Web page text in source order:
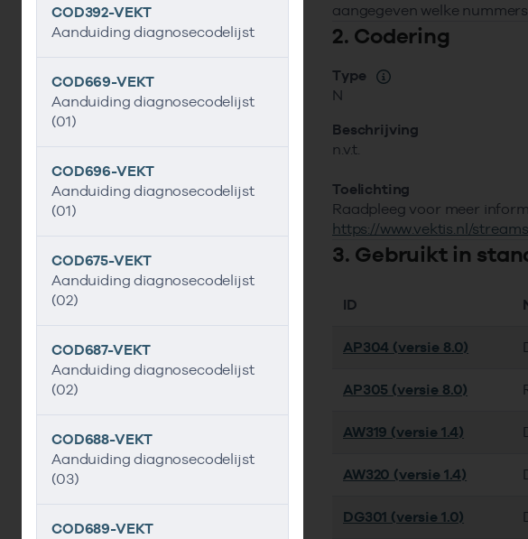
COD392-VEKT
Aanduiding diagnosecodelijst
COD669-VEKT
Aanduiding diagnosecodelijst
(01)
COD696-VEKT
Aanduiding diagnosecodelijst
(01)
COD675-VEKT
Aanduiding diagnosecodelijst
(02)
COD687-VEKT
Aanduiding diagnosecodelijst
(02)
COD688-VEKT
Aanduiding diagnosecodelijst
(03)
COD689-VEKT
aangegeven welke
2. Codering
Type
N
Beschrijving
n.v.t.
Toelichting
Raadpleeg voor meer
https://www.vektis.nl/
3. Gebruikt in
ID
AP304 (versie 8.0)
AP305 (versie 8.0)
AW319 (versie 1.4)
AW320 (versie 1.4)
DG301 (versie 1.0)